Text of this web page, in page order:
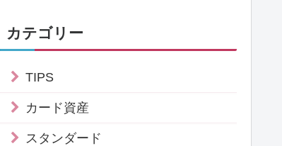
カテゴリー
TIPS
カード資産
スタンダード